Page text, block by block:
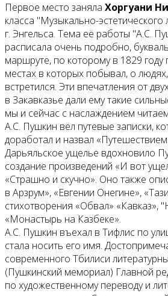
Первое место заняла Хоргуани
класса "Музыкально-
г. Энгельса. Тема её работы "А.С.
расписала очень подробно,
маршруте, по которому в 1829 году
местах в которых побывал, о
встретился. Эти впечатления от
в Закавказье дали ему такие
мы и сейчас с наслаждением
А.С. Пушкин вёл путевые записки,
доработал и назвал
Дарьяльское ущелье вдохновило
создание произведений «И вот
«Страшно и скучно». Оно также
в Арзрум», «Евгении Онегине»,
стихотворения «Обвал» «Кавказ»,
«Монастырь на Казбеке».
А.С. Пушкин въехал в Тифлис по
стала носить его имя.
современного Тбилиси
(Пушкинский мемориал) Главной
по художественному переводу и